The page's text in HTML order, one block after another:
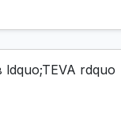
rdquo